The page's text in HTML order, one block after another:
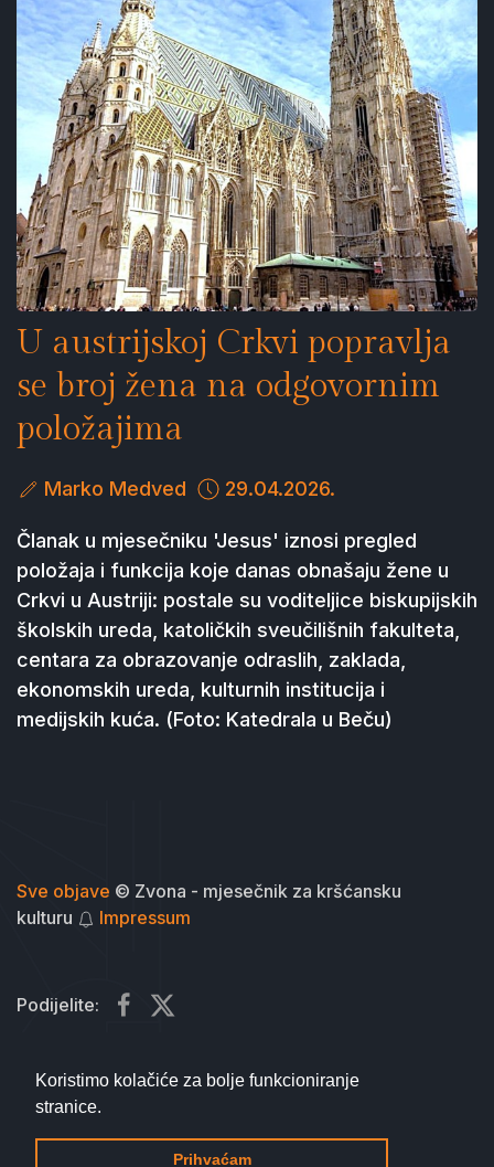
Koristimo kolačiće za bolje funkcioniranje
stranice.
Prihvaćam
U austrijskoj Crkvi popravlja
se broj žena na odgovornim
položajima
Marko Medved 29.04.2026.
Članak u mjesečniku 'Jesus' iznosi pregled
položaja i funkcija koje danas obnašaju žene u
Crkvi u Austriji: postale su voditeljice biskupijskih
školskih ureda, katoličkih sveučilišnih fakulteta,
centara za obrazovanje odraslih, zaklada,
ekonomskih ureda, kulturnih institucija i
medijskih kuća. (Foto: Katedrala u Beču)
Sve objave © Zvona - mjesečnik za kršćansku
kulturu
Impressum
Podijelite: